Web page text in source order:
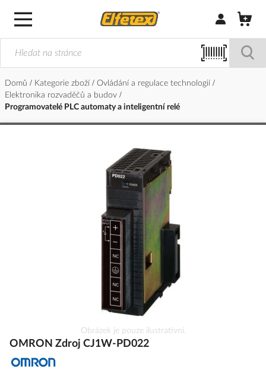
Přihlásit/
Domů Kategorie zboží
Ovládání a regulace technologií
Elektronika rozvaděčů a budov
Programovatelé PLC automaty a inteligentní relé
na
galerie
Obrázek je pouze ilustrativní.
OMRON Zdroj CJ1W-PD022